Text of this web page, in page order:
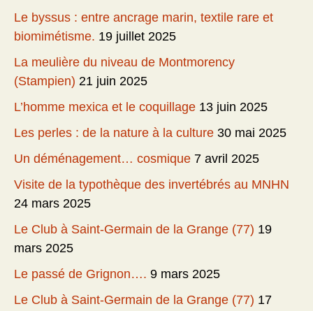
Le byssus : entre ancrage marin, textile rare et
biomimétisme. 19 juillet 2025
La meulière du niveau de Montmorency
(Stampien) 21 juin 2025
L’homme mexica et le coquillage 13 juin 2025
Les perles : de la nature à la culture 30 mai 2025
Un déménagement… cosmique 7 avril 2025
Visite de la typothèque des invertébrés au MNHN
24 mars 2025
Le Club à Saint-Germain de la Grange (77) 19
mars 2025
Le passé de Grignon…. 9 mars 2025
Le Club à Saint-Germain de la Grange (77) 17